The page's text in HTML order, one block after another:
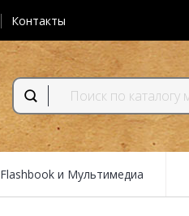
Контакты
Flashbook и Мультимедиа